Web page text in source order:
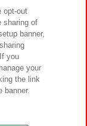
・お問い合わせ
opt-out
sharing of
banner,
you
your
the link
banner.